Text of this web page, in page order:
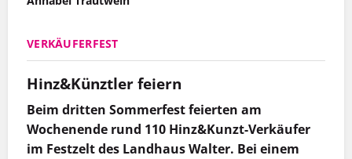
VERKÄUFERFEST
Hinz&Künztler feiern
Beim dritten Sommerfest feierten am
Wochenende rund 110 Hinz&Kunzt-Verkäufer
im Festzelt des Landhaus Walter. Bei einem